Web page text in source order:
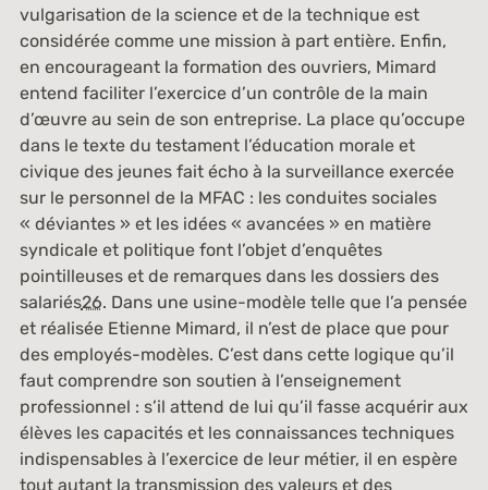
vulgarisation de la science et de la technique est
considérée comme une mission à part entière. Enfin,
en encourageant la formation des ouvriers, Mimard
entend faciliter l’exercice d’un contrôle de la main
d’œuvre au sein de son entreprise. La place qu’occupe
dans le texte du testament l’éducation morale et
civique des jeunes fait écho à la surveillance exercée
sur le personnel de la MFAC : les conduites sociales
« déviantes » et les idées « avancées » en matière
syndicale et politique font l’objet d’enquêtes
pointilleuses et de remarques dans les dossiers des
salariés26. Dans une usine-modèle telle que l’a pensée
et réalisée Etienne Mimard, il n’est de place que pour
des employés-modèles. C’est dans cette logique qu’il
faut comprendre son soutien à l’enseignement
professionnel : s’il attend de lui qu’il fasse acquérir aux
élèves les capacités et les connaissances techniques
indispensables à l’exercice de leur métier, il en espère
tout autant la transmission des valeurs et des